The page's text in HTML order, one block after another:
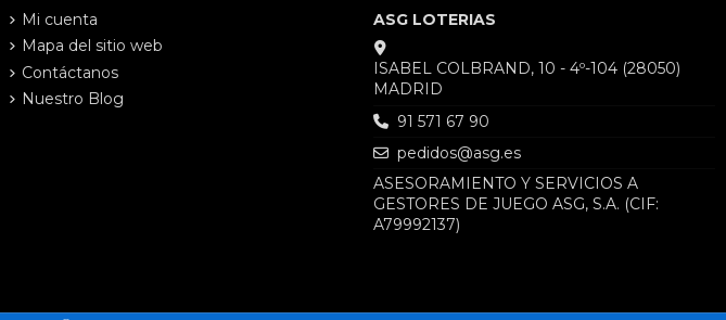
Mi cuenta
Mapa del sitio web
Contáctanos
Nuestro Blog
ASG LOTERIAS
ISABEL COLBRAND, 10 - 4º-104 (28050)
MADRID
91 571 67 90
pedidos@asg.es
ASESORAMIENTO Y SERVICIOS A
GESTORES DE JUEGO ASG, S.A. (CIF:
A79992137)